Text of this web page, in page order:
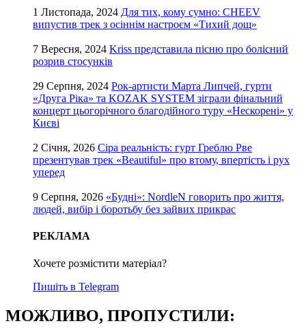
1 Листопада, 2024 Для тих, кому сумно: CHEEV
випустив трек з осіннім настроєм «Тихий дощ»
7 Вересня, 2024 Kriss представила пісню про болісний
розрив стосунків
29 Серпня, 2024 Рок-артисти Марта Липчей, гурти
«Друга Ріка» та KOZAK SYSTEM зіграли фінальний
концерт цьогорічного благодійного туру «Нескорені» у
Києві
2 Січня, 2026 Сіра реальність: гурт Греблю Рве
презентував трек «Beautiful» про втому, впертість і рух
уперед
9 Серпня, 2026 «Будні»: NordleN говорить про життя,
людей, вибір і боротьбу без зайвих прикрас
РЕКЛАМА
Хочете розмістити матеріал?
Пишіть в Telegram
МОЖЛИВО, ПРОПУСТИЛИ: